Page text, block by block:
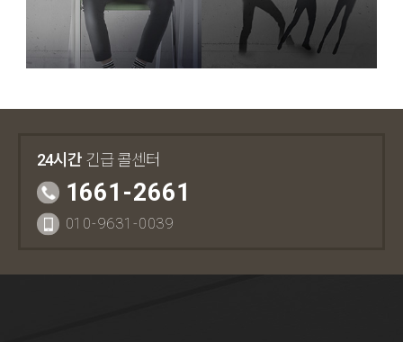
24시간 긴급 콜센터
1661-2661
010-9631-0039